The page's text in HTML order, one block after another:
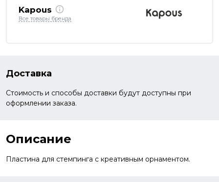
Kapous
Все товары бренда
Доставка
Стоимость и способы доставки будут доступны при
оформлении заказа.
Описание
Пластина для стемпинга с креативным орнаментом.